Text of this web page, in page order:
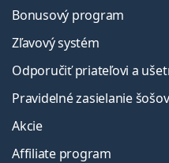
Bonusový program
Zľavový systém
Odporučiť priateľovi a
Pravidelné zasielanie
Akcie
Affiliate program